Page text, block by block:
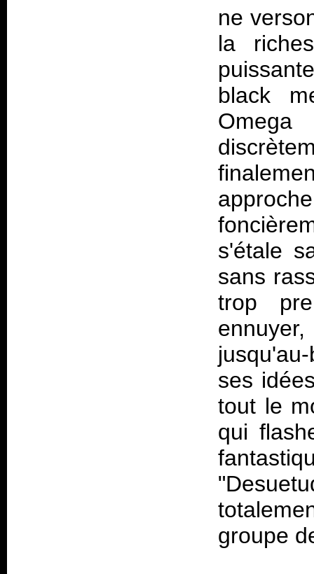
ne
la
black
s'étale
sans
trop
ses
tout le
qui
groupe